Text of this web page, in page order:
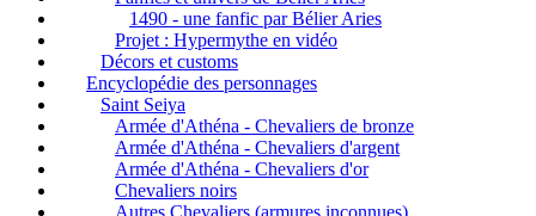
1490 - une fanfic par Bélier Aries
Projet : Hypermythe en vidéo
Décors et customs
Encyclopédie des personnages
Saint Seiya
Armée d'Athéna - Chevaliers de bronze
Armée d'Athéna - Chevaliers d'argent
Armée d'Athéna - Chevaliers d'or
Chevaliers noirs
Autres Chevaliers (armures inconnues)